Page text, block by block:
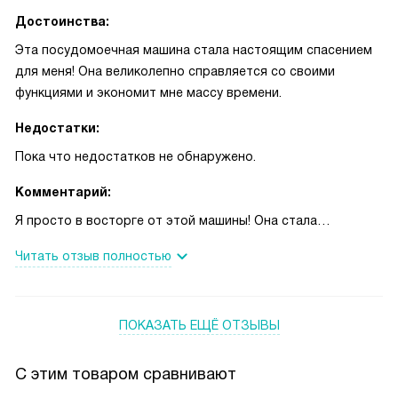
Достоинства:
Эта посудомоечная машина стала настоящим спасением
для меня! Она великолепно справляется со своими
функциями и экономит мне массу времени.
Недостатки:
Пока что недостатков не обнаружено.
Комментарий:
Я просто в восторге от этой машины! Она стала
приходилось тратить кучу времени на мытье посуды, но
Особенно мне нравится, что вместимость машины
загрузку. Это очень удобно, когда у нас собирается
Читать отзыв полностью
ПОКАЗАТЬ ЕЩЁ ОТЗЫВЫ
С этим товаром сравнивают